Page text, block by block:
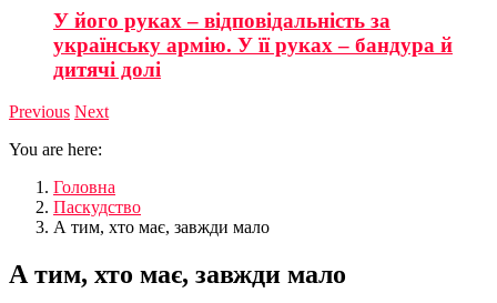
У його руках – відповідальність за
українську армію. У її руках – бандура й
дитячі долі
Previous Next
You are here:
Головна
Паскудство
А тим, хто має, завжди мало
А тим, хто має, завжди мало